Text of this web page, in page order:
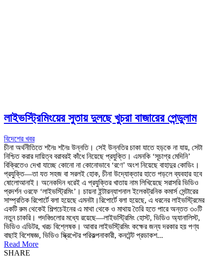
লাইভস্ট্রিমিংয়ের সুতায় দুলছে খুচরা বাজারের পেন্ডুলাম
বিদেশের খবর
চীনা অর্থনীতিতে শনৈঃ শনৈঃ উন্নতি। সেই উন্নতির চাকা যাতে হড়কে না যায়, সেটা
নিশ্চিত করার দায়িত্ব বরাবরই কাঁধে নিয়েছে প্রযুক্তি। এমনকি ‘সূচাগ্র মেদিনি’
বিক্রিতেও দেখা যাচ্ছে কোনো না কোনোভাবে ‘রণে’ অংশ নিয়েছে বাহাদুর কোডিং।
প্রযুক্তি—তা যত সহজ বা সরলই হোক, চীনা উদ্যোক্তার হাতে পড়লে ব্যবহার হবে
ষোলোআনাই। অনেকদিন ধরেই এ প্রযুক্তির খাতায় নাম লিখিয়েছে সরাসরি ভিডিও
প্রদর্শন ওরফে ‘লাইভস্ট্রিমিং’। চায়না ইন্টারন্যাশনাল ইলেকট্রনিক কমার্স সেন্টারের
সাম্প্রতিক রিপোর্টে বলা হয়েছে এমনটা।রিপোর্টে বলা হয়েছে, এ ধরনের লাইভস্ট্রিমের
একটি রুম থেকেই শিল্পচেইনের এ মাথা থেকে ও মাথায় তৈরি হতে পারে অন্তত ৩০টি
নতুন চাকরি। পদবিগুলোর মধ্যে রয়েছে—লাইভস্ট্রিমিং হোস্ট, ভিডিও অ্যানালিস্ট,
ভিডিও এডিটর, খরচ বিশ্লেষক। আবার লাইভস্ট্রিমিং কক্ষের জন্য দরকার হয় পণ্য
বাছাই বিশেষজ্ঞ, ভিডিও স্ক্রিপ্টের পরিকল্পনাকারী, কনটেন্ট প্রডাকশ...
Read More
SHARE